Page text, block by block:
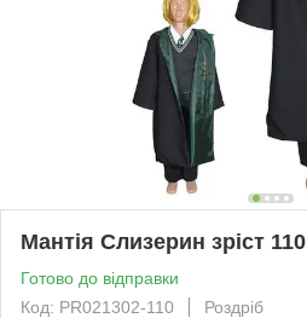
Мантія Слизерин зріст 110
Готово до відправки
Код: PR021302-110
Роздріб